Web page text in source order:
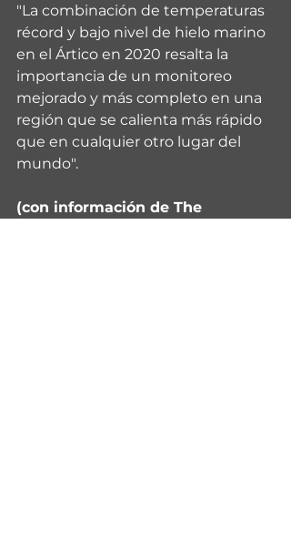
"La combinación de temperaturas
récord y bajo nivel de hielo marino
en el Ártico en 2020 resalta la
importancia de un monitoreo
mejorado y más completo en una
región que se calienta más rápido
que en cualquier otro lugar del
mundo".
(con información de The